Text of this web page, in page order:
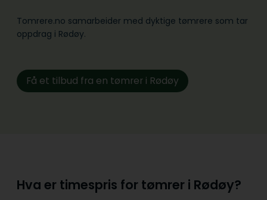
Tomrere.no samarbeider med dyktige tømrere som tar
oppdrag i Rødøy.
Få et tilbud fra en tømrer i Rødøy
Hva er timespris for tømrer i Rødøy?